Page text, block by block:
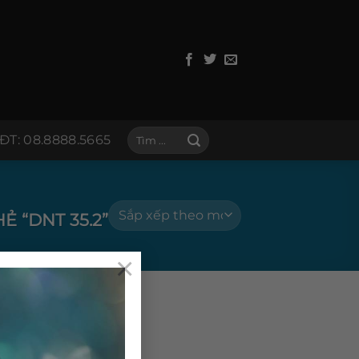
×
ĐT: 08.8888.5665
Tìm
“DNT 35.2”